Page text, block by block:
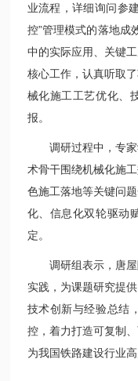
业流程，详细询问参
控”管理模式的落地成
中的实际应用、关键
核心工作，认真听取了
械化施工工艺优化、
报。
调研过程中，专
术骨干围绕机械化施
色施工落地等关键问
化、信息化双轮驱动
定。
调研组表示，唐
实践，为课题研究提
技术创新与经验总结，
控，着力打造可复制
为我国铁路建设行业